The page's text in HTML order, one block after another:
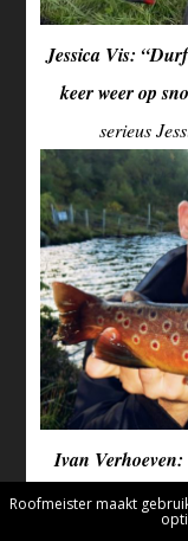
Jessica Vis:
keer weer op
serieus
Ivan Verhoeven:
groot te zijn,
Roofmeister maakt